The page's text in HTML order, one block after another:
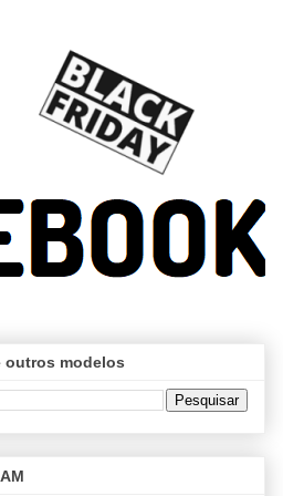
outros modelos